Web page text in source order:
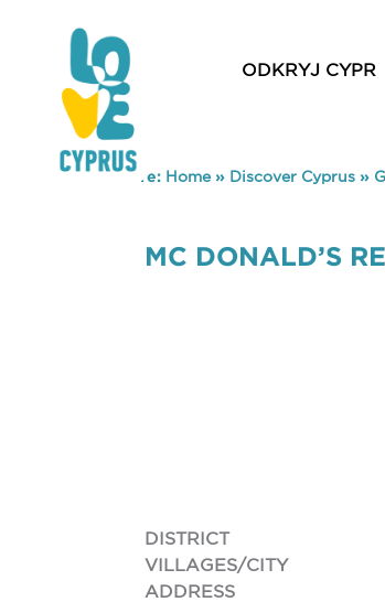
ODKRYJ CYPR
You are here: Home» Discover Cyprus »
MC DONALD’S
DISTRICT
VILLAGES/CITY
ADDRESS